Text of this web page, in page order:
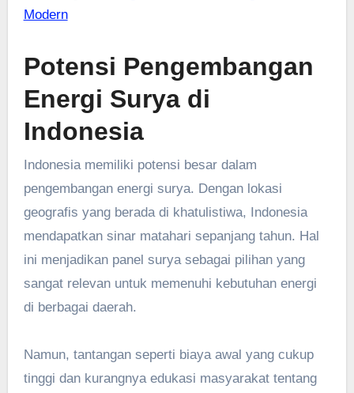
Modern
Potensi Pengembangan
Energi Surya di
Indonesia
Indonesia memiliki potensi besar dalam
pengembangan energi surya. Dengan lokasi
geografis yang berada di khatulistiwa, Indonesia
mendapatkan sinar matahari sepanjang tahun. Hal
ini menjadikan panel surya sebagai pilihan yang
sangat relevan untuk memenuhi kebutuhan energi
di berbagai daerah.
Namun, tantangan seperti biaya awal yang cukup
tinggi dan kurangnya edukasi masyarakat tentang